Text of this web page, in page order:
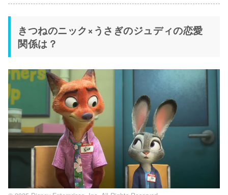
きつねのニック×うさぎのジュディの恋愛
関係は？